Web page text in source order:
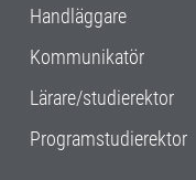
Handläggare
Kommunikatör
Lärare/studierektor
Programstudierektor